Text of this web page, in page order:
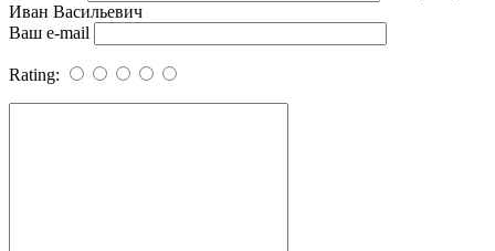
Иван Васильевич
Ваш e-mail
Rating: